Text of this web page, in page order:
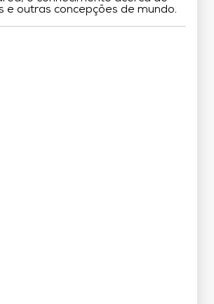
e outras concepções de mundo.